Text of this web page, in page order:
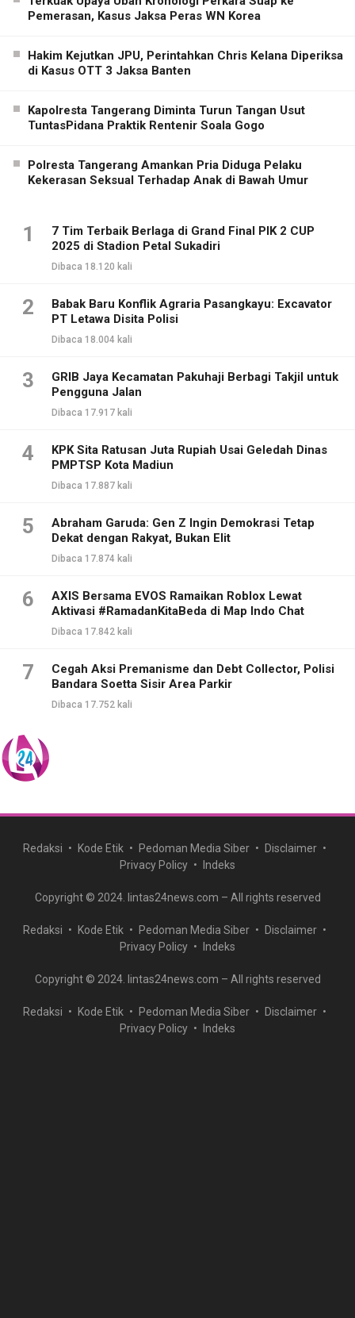
Pemerasan, Kasus Jaksa Peras WN Korea
Hakim Kejutkan JPU, Perintahkan Chris Kelana Diperiksa
di Kasus OTT 3 Jaksa Banten
Kapolresta Tangerang Diminta Turun Tangan Usut
TuntasPidana Praktik Rentenir Soala Gogo
Polresta Tangerang Amankan Pria Diduga Pelaku
Kekerasan Seksual Terhadap Anak di Bawah Umur
1
7 Tim Terbaik Berlaga di Grand Final PIK 2 CUP
2025 di Stadion Petal Sukadiri
Dibaca 18.120 kali
2
Babak Baru Konflik Agraria Pasangkayu: Excavator
PT Letawa Disita Polisi
Dibaca 18.004 kali
3
GRIB Jaya Kecamatan Pakuhaji Berbagi Takjil untuk
Pengguna Jalan
Dibaca 17.917 kali
4
KPK Sita Ratusan Juta Rupiah Usai Geledah Dinas
PMPTSP Kota Madiun
Dibaca 17.887 kali
5
Abraham Garuda: Gen Z Ingin Demokrasi Tetap
Dekat dengan Rakyat, Bukan Elit
Dibaca 17.874 kali
6
AXIS Bersama EVOS Ramaikan Roblox Lewat
Aktivasi #RamadanKitaBeda di Map Indo Chat
Dibaca 17.842 kali
7
Cegah Aksi Premanisme dan Debt Collector, Polisi
Bandara Soetta Sisir Area Parkir
Dibaca 17.752 kali
Redaksi Kode Etik Pedoman Media Siber
Disclaimer
Privacy Policy
Indeks
Copyright © 2024. lintas24news.com – All rights reserved
Redaksi Kode Etik Pedoman Media Siber
Disclaimer
Privacy Policy
Indeks
Copyright © 2024. lintas24news.com – All rights reserved
Redaksi Kode Etik Pedoman Media Siber
Disclaimer
Privacy Policy
Indeks